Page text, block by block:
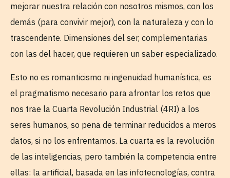
mejorar nuestra relación con nosotros mismos, con los
demás (para convivir mejor), con la naturaleza y con lo
trascendente. Dimensiones del ser, complementarias
con las del hacer, que requieren un saber especializado.
Esto no es romanticismo ni ingenuidad humanística, es
el pragmatismo necesario para afrontar los retos que
nos trae la Cuarta Revolución Industrial (4RI) a los
seres humanos, so pena de terminar reducidos a meros
datos, si no los enfrentamos. La cuarta es la revolución
de las inteligencias, pero también la competencia entre
ellas: la artificial, basada en las infotecnologías, contra